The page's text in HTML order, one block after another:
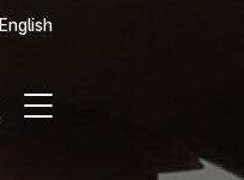
English